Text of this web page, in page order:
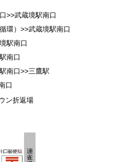
>>武蔵境駅南口
環）>>武蔵境駅南口
駅南口
南口
南口>>三鷹駅
口
ン折返場